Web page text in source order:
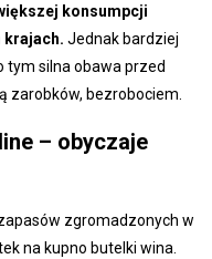
konsumpcji
krajach. Jednak bardziej
tym silna obawa przed
zarobków, bezrobociem.
– obyczaje
zgromadzonych w
na kupno butelki wina.